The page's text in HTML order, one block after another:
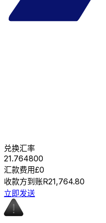
兑换汇率
21.764800
汇款费用£0
收款方到账R21,764.80
立即发送